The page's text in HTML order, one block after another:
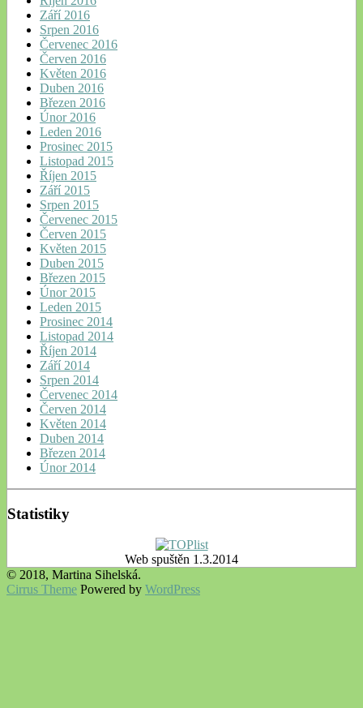
Září 2016
Srpen 2016
Červenec 2016
Červen 2016
Květen 2016
Duben 2016
Březen 2016
Únor 2016
Leden 2016
Prosinec 2015
Listopad 2015
Říjen 2015
Září 2015
Srpen 2015
Červenec 2015
Červen 2015
Květen 2015
Duben 2015
Březen 2015
Únor 2015
Leden 2015
Prosinec 2014
Listopad 2014
Říjen 2014
Září 2014
Srpen 2014
Červenec 2014
Červen 2014
Květen 2014
Duben 2014
Březen 2014
Únor 2014
Statistiky
Web spuštěn 1.3.2014
© 2018, Martina Sihelská.
Cirrus Theme Powered by WordPress